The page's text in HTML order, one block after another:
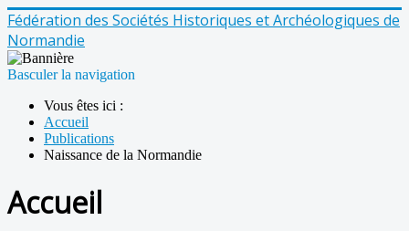
Fédération des Sociétés Historiques et Archéologiques de
Normandie
Basculer la navigation
Vous êtes ici :
Accueil
Publications
Naissance de la Normandie
Accueil